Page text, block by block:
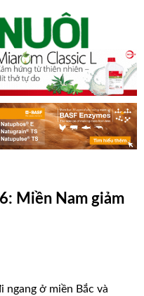
Miền Nam giảm
ở miền Bắc và